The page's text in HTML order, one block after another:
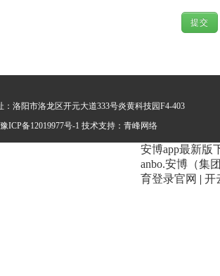
提交
：洛阳市洛龙区开元大道333号炎黄科技园F4-403
豫ICP备12019977号-1 技术支持： 青峰网络
安博app最新版
anbo.安博（集
育登录官网 | 开